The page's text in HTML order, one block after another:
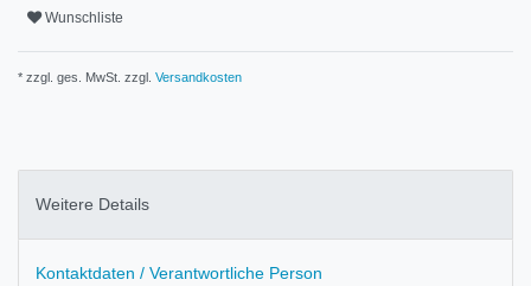
Wunschliste
* zzgl. ges. MwSt. zzgl. Versandkosten
Weitere Details
Kontaktdaten / Verantwortliche Person